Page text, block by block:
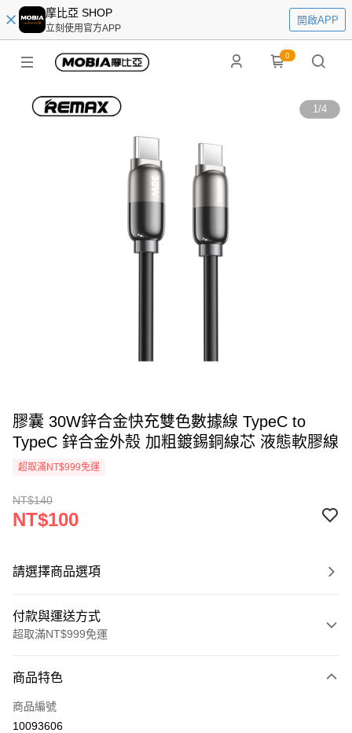
摩比亞 SHOP
立刻使用官方APP
開啟APP
0
1/4
膠囊 30W鋅合金快充雙色數據線 TypeC to
TypeC 鋅合金外殼 加粗鍍錫銅線芯 液態軟膠線
超取滿NT$999免運
NT$140
NT$100
請選擇商品選項
付款與運送方式
超取滿NT$999免運
信用卡一次付款
LINE Pay
商品特色
商品編號
10093606